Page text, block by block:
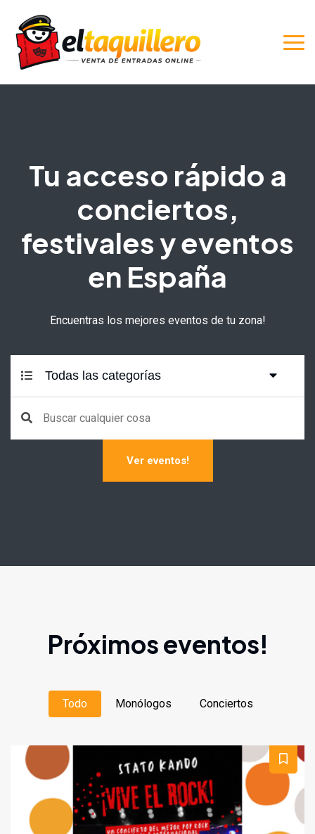
Tu acceso rápido a
conciertos,
festivales y eventos
en España
Encuentras los mejores eventos de tu zona!
Todas las categorías
Ver eventos!
Próximos eventos!
Todo Monólogos Conciertos